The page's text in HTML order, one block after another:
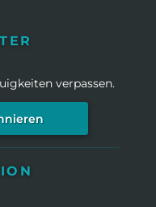
verpassen.